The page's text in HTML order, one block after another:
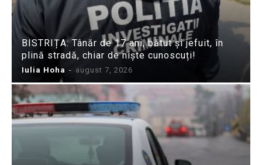
BISTRIȚA: Tânăr de 17 ani, bătut și jefuit, în
plină stradă, chiar de niște cunoscuți!
Iulia Hoha - august 7, 2026